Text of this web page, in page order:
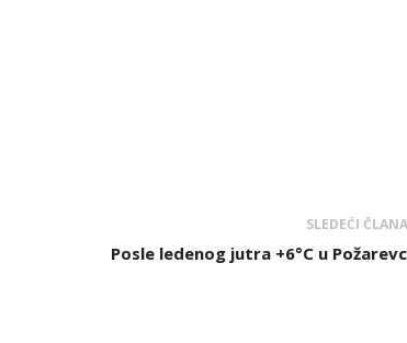
SLEDEĆI
Posle ledenog jutra +6°C u